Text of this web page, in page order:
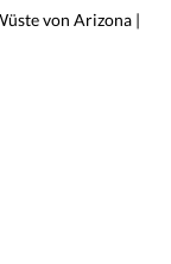
von Arizona |